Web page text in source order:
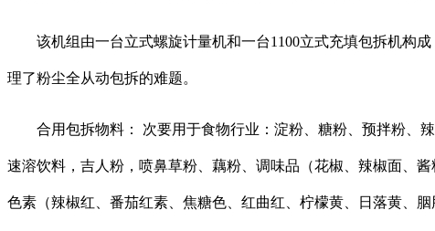
该机组由一台立式螺旋计量机和一台1100立式充填包拆机构成
理了粉尘全从动包拆的难题。
合用包拆物料： 次要用于食物行业：淀粉、糖粉、预拌粉、辣
速溶饮料，吉人粉，喷鼻草粉、藕粉、调味品（花椒、辣椒面、
色素（辣椒红、番茄红素、焦糖色、红曲红、柠檬黄、日落黄、